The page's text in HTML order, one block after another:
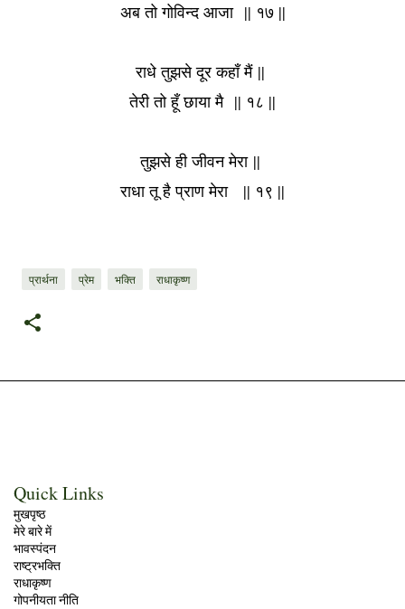
अब तो गोविन्द आजा || १७ ||
राधे तुझसे दूर कहाँ मैं ||
तेरी तो हूँ छाया मै || १८ ||
तुझसे ही जीवन मेरा ||
राधा तू है प्राण मेरा
|| १९ ||
प्रार्थना प्रेम भक्ति राधाकृष्ण
Quick Links
मुखपृष्ठ
मेरे बारे में
भावस्पंदन
राष्ट्रभक्ति
राधाकृष्ण
गोपनीयता नीति